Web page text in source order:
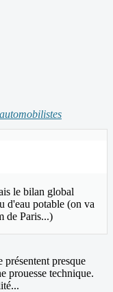
le bilan global
d'eau potable (on va
de Paris...)
presque
prouesse technique.